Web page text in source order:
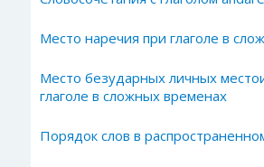
Место наречия при глаголе в
Место безударных личных
глаголе в сложных временах
Порядок слов в